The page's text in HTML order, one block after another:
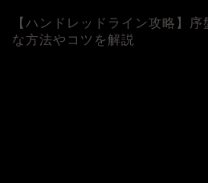
【ハンドレッドライン攻略】
な方法やコツを解説